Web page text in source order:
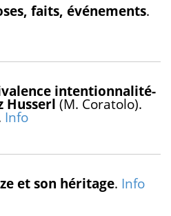
faits, événements.
intentionnalité-
Husserl (M. Coratolo).
Info
et son héritage. Info